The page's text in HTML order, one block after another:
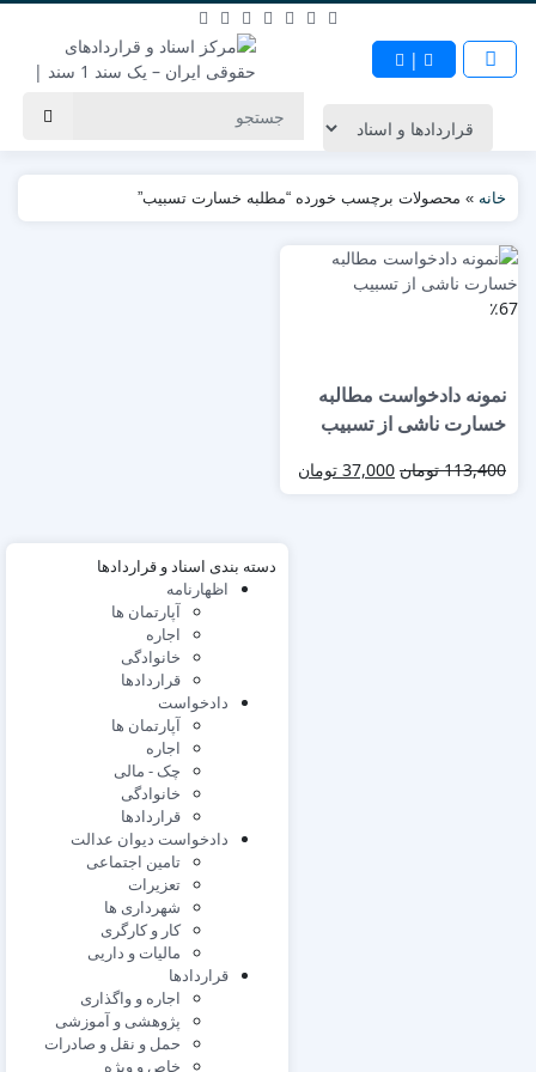
|
خانه » محصولات برچسب خورده “مطلبه خسارت تسبیب”
٪67
نمونه دادخواست مطالبه
خسارت ناشی از تسبیب
113,400 تومان 37,000 تومان
دسته بندی اسناد و قراردادها
اظهارنامه
آپارتمان ها
اجاره
خانوادگی
قراردادها
دادخواست
آپارتمان ها
اجاره
چک - مالی
خانوادگی
قراردادها
دادخواست دیوان عدالت
تامین اجتماعی
تعزیرات
شهرداری ها
کار و کارگری
مالیات و داریی
قراردادها
اجاره و واگذاری
پژوهشی و آموزشی
حمل و نقل و صادرات
خاص و ویژه